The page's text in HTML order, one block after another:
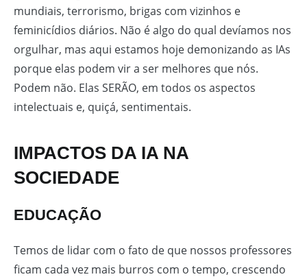
mundiais, terrorismo, brigas com vizinhos e
feminicídios diários. Não é algo do qual devíamos nos
orgulhar, mas aqui estamos hoje demonizando as IAs
porque elas podem vir a ser melhores que nós.
Podem não. Elas SERÃO, em todos os aspectos
intelectuais e, quiçá, sentimentais.
IMPACTOS DA IA NA
SOCIEDADE
EDUCAÇÃO
Temos de lidar com o fato de que nossos professores
ficam cada vez mais burros com o tempo, crescendo